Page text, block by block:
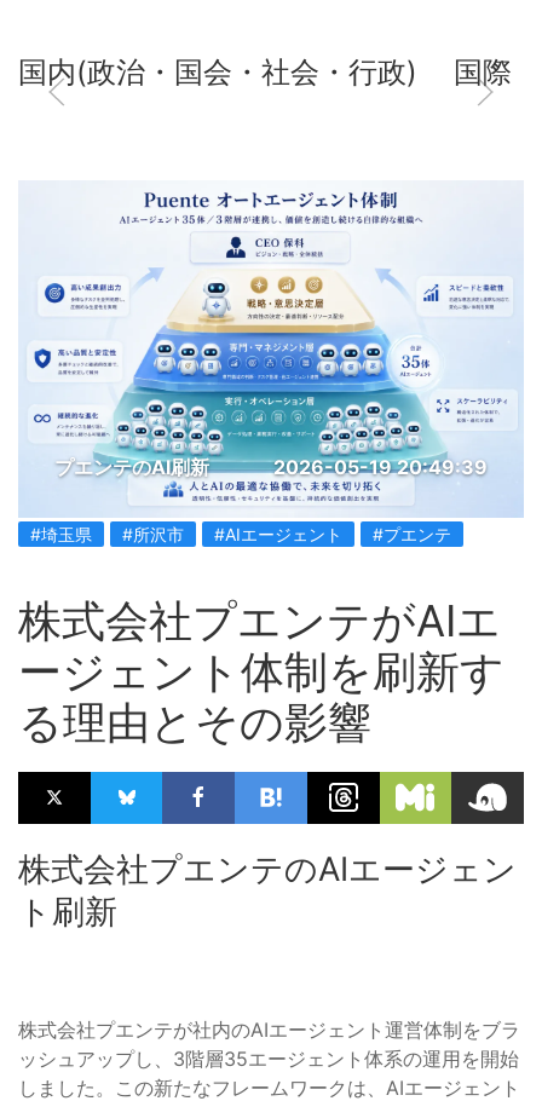
国内(政治・国会・社会・行政) 国際
プエンテのAI刷新 2026-05-19 20:49:39
#埼玉県 #所沢市 #AIエージェント #プエンテ
株式会社プエンテがAIエ
ージェント体制を刷新す
る理由とその影響
株式会社プエンテのAIエージェン
ト刷新
株式会社プエンテが社内のAIエージェント運営体制をブラ
ッシュアップし、3階層35エージェント体系の運用を開始
しました。この新たなフレームワークは、AIエージェント